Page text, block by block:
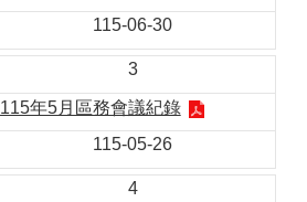
115-06-30
3
115年5月區務會議紀錄
115-05-26
4